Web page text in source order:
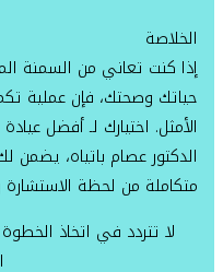
الخلاصة
إذا كنت تعاني من السمنة
حياتك وصحتك، فإن عملية
الأمثل. اختيارك لـ أفضل
الدكتور عصام باتياه، يضمن
متكاملة من لحظة
لا تتردد في اتخاذ